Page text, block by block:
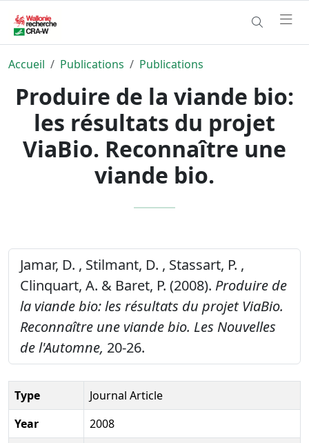
Accueil Publications Publications
Produire de la viande bio:
les résultats du projet
ViaBio. Reconnaître une
viande bio.
Jamar, D. , Stilmant, D. , Stassart, P. ,
Clinquart, A. & Baret, P. (2008). Produire de
la viande bio: les résultats du projet ViaBio.
Reconnaître une viande bio. Les Nouvelles
de l'Automne, 20-26.
Type
Journal Article
Year
2008